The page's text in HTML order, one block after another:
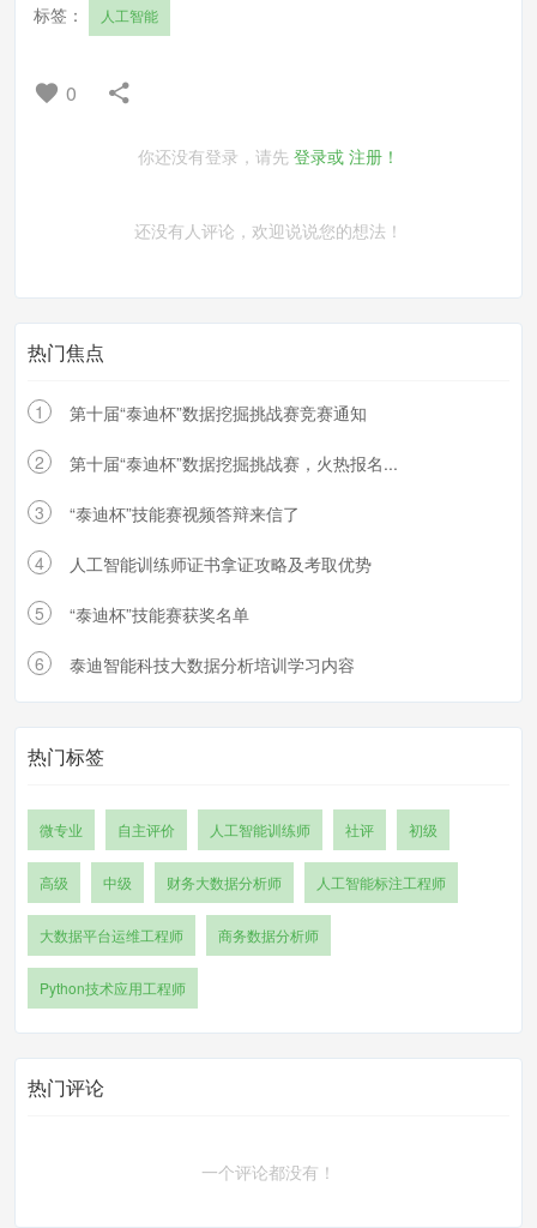
标签： 人工智能
0
你还没有登录，请先 登录或 注册！
还没有人评论，欢迎说说您的想法！
热门焦点
1 第十届“泰迪杯”数据挖掘挑战赛竞赛通知
2 第十届“泰迪杯”数据挖掘挑战赛，火热报名...
3 “泰迪杯”技能赛视频答辩来信了
4 人工智能训练师证书拿证攻略及考取优势
5 “泰迪杯”技能赛获奖名单
6 泰迪智能科技大数据分析培训学习内容
热门标签
微专业 自主评价 人工智能训练师 社评 初级
高级 中级 财务大数据分析师 人工智能标注工程师
大数据平台运维工程师 商务数据分析师
Python技术应用工程师
热门评论
一个评论都没有！